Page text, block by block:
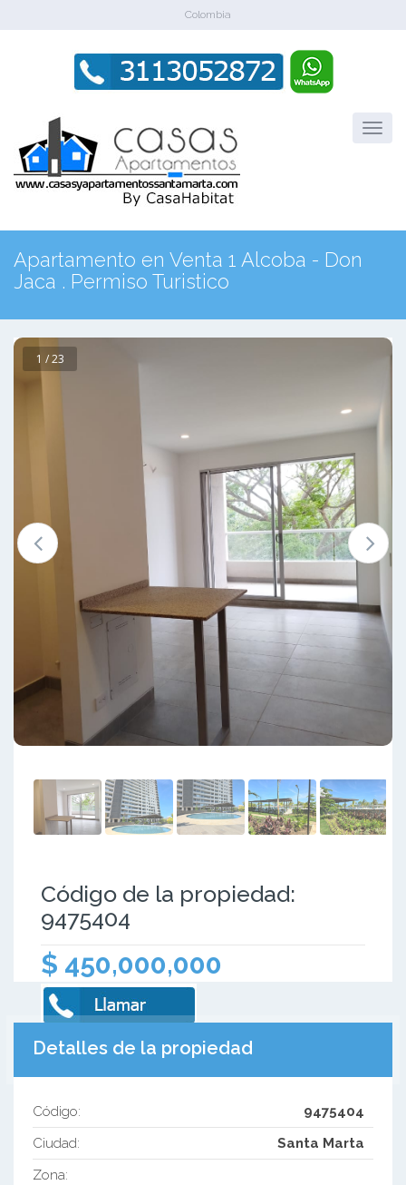
Colombia
Apartamento en Venta 1 Alcoba - Don
Jaca . Permiso Turistico
1 / 23
Código de la propiedad:
9475404
$ 450,000,000
Detalles de la propiedad
Código:
9475404
Ciudad:
Santa Marta
Zona: